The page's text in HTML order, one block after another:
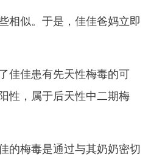
相似。于是，佳佳爸妈立即
佳佳患有先天性梅毒的可
性，属于后天性中二期梅
的梅毒是通过与其奶奶密切